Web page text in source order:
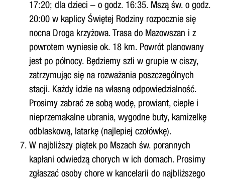
17:20; dla dzieci – o godz. 16:35. Mszą św. o godz.
20:00 w kaplicy Świętej Rodziny rozpocznie się
nocna Droga krzyżowa. Trasa do Mazowszan i z
powrotem wyniesie ok. 18 km. Powrót planowany
jest po północy. Będziemy szli w grupie w ciszy,
zatrzymując się na rozważania poszczególnych
stacji. Każdy idzie na własną odpowiedzialność.
Prosimy zabrać ze sobą wodę, prowiant, ciepłe i
nieprzemakalne ubrania, wygodne buty, kamizelkę
odblaskową, latarkę (najlepiej czołówkę).
W najbliższy piątek po Mszach św. porannych
kapłani odwiedzą chorych w ich domach. Prosimy
zgłaszać osoby chore w kancelarii do najbliższego